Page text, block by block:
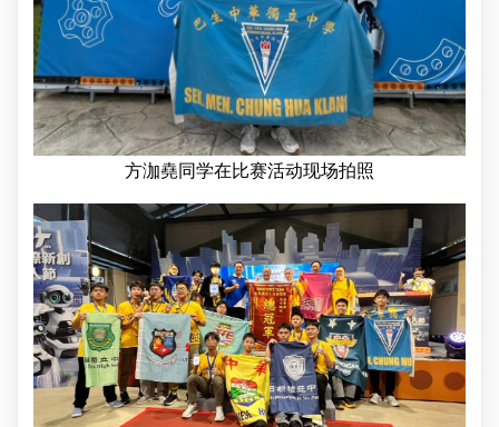
方泇堯同学在比赛活动现场拍照